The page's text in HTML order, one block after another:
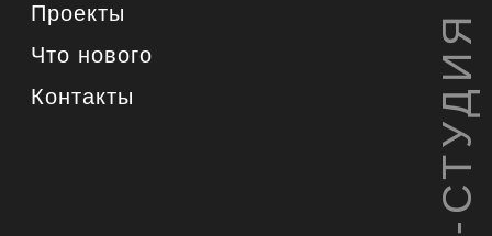
Проекты
Что нового
Контакты